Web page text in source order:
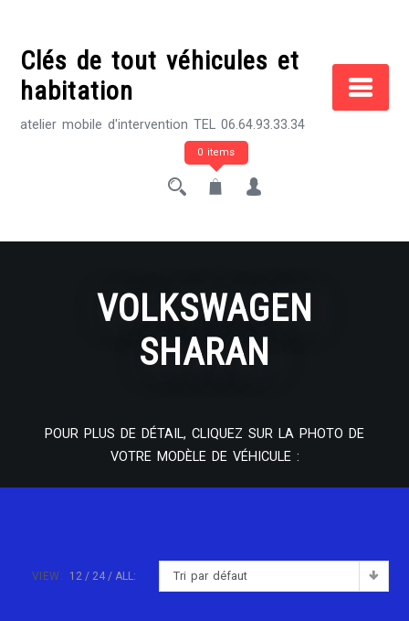
contentClés de tout véhicules et
habitation
atelier mobile d'intervention TEL 06.64.93.33.34
0 items
VOLKSWAGEN
SHARAN
POUR PLUS DE DÉTAIL, CLIQUEZ SUR LA PHOTO DE
VOTRE MODÈLE DE VÉHICULE :
Tri par défaut
VIEW: 12 24 ALL: